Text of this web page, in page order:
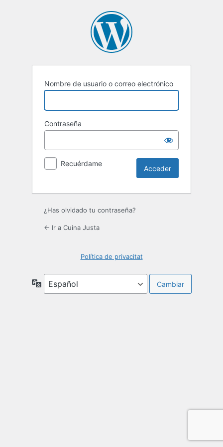
Nombre de usuario o correo electrónico
Contraseña
Recuérdame
¿Has olvidado tu contraseña?
← Ir a Cuina Justa
Política de privacitat
Idioma